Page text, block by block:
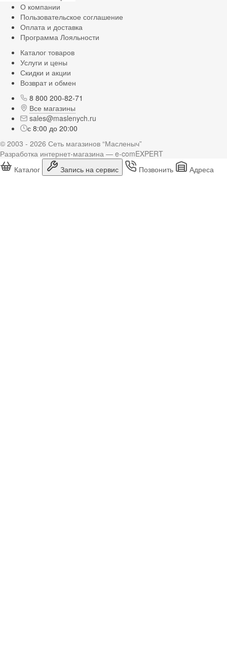
О компании
Пользовательское соглашение
Оплата и доставка
Программа Лояльности
Каталог товаров
Услуги и цены
Скидки и акции
Возврат и обмен
8 800 200-82-71
Все магазины
sales@maslenych.ru
с 8:00 до 20:00
© 2003 - 2026 Сеть магазинов “Масленыч”
Разработка интернет-магазина — e-comEXPERT
Каталог
Запись на сервис Позвонить Адреса